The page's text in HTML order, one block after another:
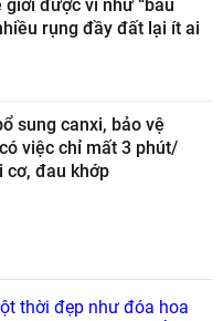
giới được ví như “báu
rụng đầy đất lại ít ai
sung canxi, bảo vệ
việc chỉ mất 3 phút/
cơ, đau khớp